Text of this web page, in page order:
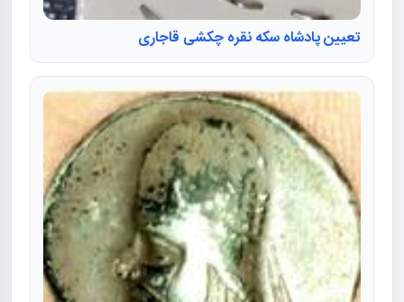
تعیین پادشاه سکه نقره چکشی قاجاری